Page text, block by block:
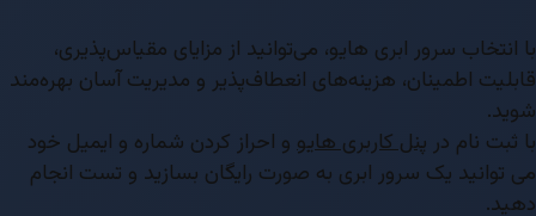
با انتخاب سرور ابری هایو، می‌توانید از مزایای مقیاس‌پذیری،
قابلیت اطمینان، هزینه‌های انعطاف‌پذیر و مدیریت آسان بهره‌مند
شوید.
با ثبت نام در پنل کاربری هایو و احراز کردن شماره و ایمیل خود
می توانید یک سرور ابری به صورت رایگان بسازید و تست انجام
دهید.